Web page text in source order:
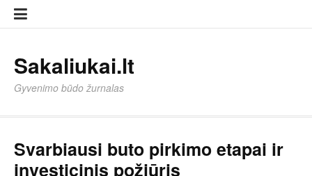
prie
Page
Page
Sakaliukai.lt
Gyvenimo būdo žurnalas
Svarbiausi buto pirkimo etapai ir
investicinis požiūris